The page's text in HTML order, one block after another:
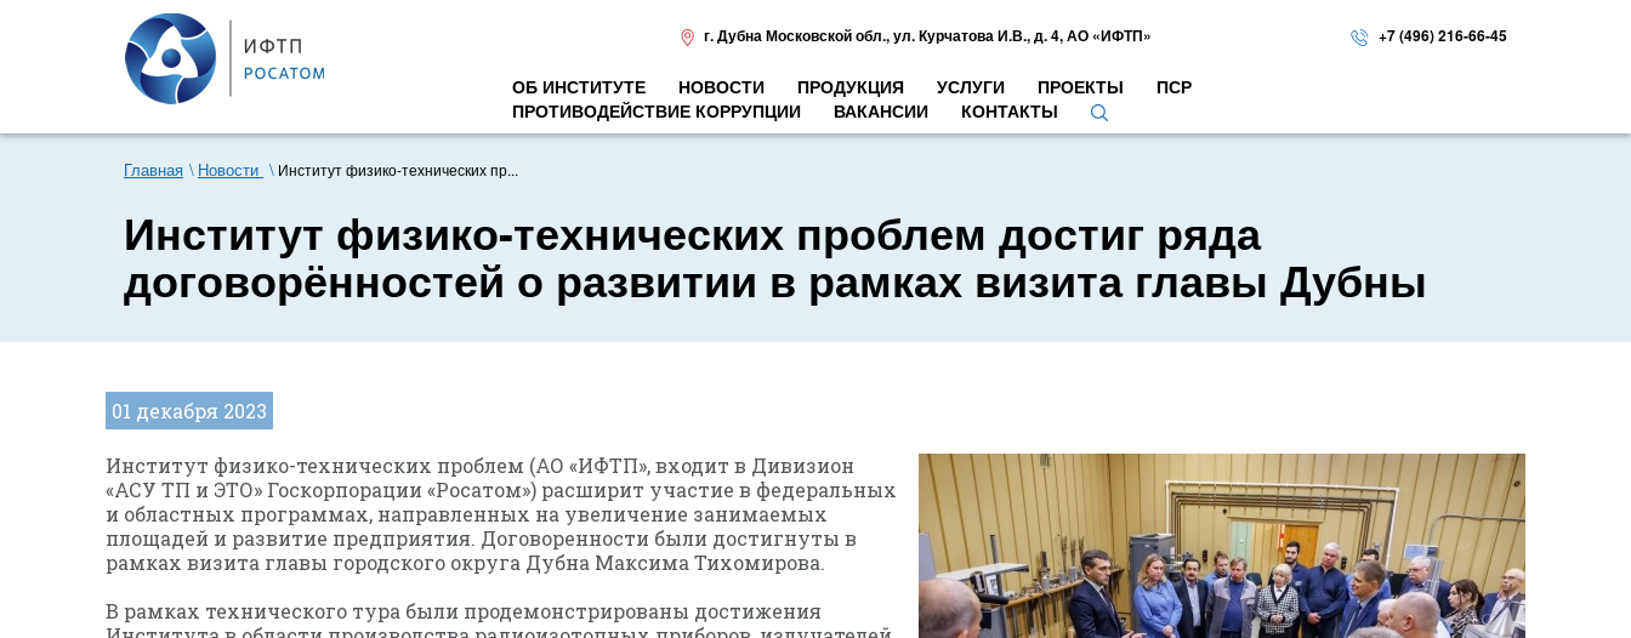
г. Дубна Московской обл.,ул. Курчатова И.В., д. 4,АО «ИФТП» +7 (496) 216-66-45
ОБ ИНСТИТУТЕ НОВОСТИ ПРОДУКЦИЯ УСЛУГИ ПРОЕКТЫ
ПСР
ПРОТИВОДЕЙСТВИЕ КОРРУПЦИИ
ВАКАНСИИ КОНТАКТЫ
Главная Новости Институт физико-технических пр...
Институт физико-технических проблем достиг ряда
договорённостей о развитии в рамках визита главы Дубны
01 декабря 2023
Институт физико-технических проблем (АО «ИФТП», входит в Дивизион
«АСУ ТП и ЭТО» Госкорпорации «Росатом») расширит участие в федеральных
и областных программах, направленных на увеличение занимаемых
площадей и развитие предприятия. Договоренности были достигнуты в
рамках визита главы городского округа Дубна Максима Тихомирова.
В рамках технического тура были продемонстрированы достижения